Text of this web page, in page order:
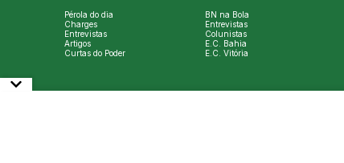
Pérola do dia
Charges
Entrevistas
Artigos
Curtas do Poder
BN na Bola
Entrevistas
Colunistas
E.C. Bahia
E.C. Vitória